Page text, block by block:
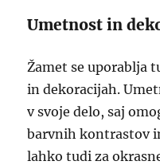
Umetnost in
Žamet se uporablja
in dekoracijah.
v svoje delo, saj
barvnih kontrastov
lahko tudi za